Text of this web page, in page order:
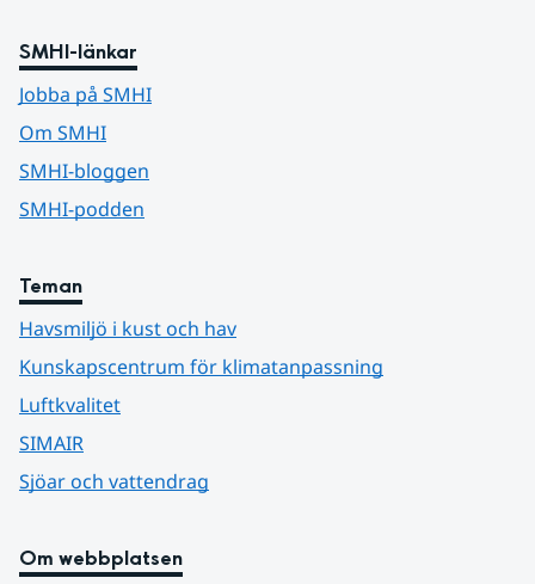
SMHI-länkar
Jobba på SMHI
Om SMHI
SMHI-bloggen
SMHI-podden
Teman
Havsmiljö i kust och hav
Kunskapscentrum för klimatanpassning
Luftkvalitet
SIMAIR
Sjöar och vattendrag
Om webbplatsen